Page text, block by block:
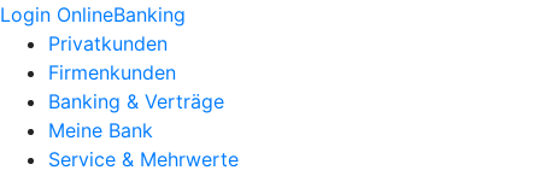
Login OnlineBanking
Privatkunden
Firmenkunden
Banking & Verträge
Meine Bank
Service & Mehrwerte